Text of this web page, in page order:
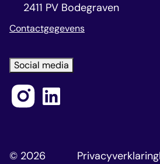
2411 PV Bodegraven
Contactgegevens
Social media
© 2026
Privacyverklaring